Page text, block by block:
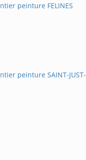
peinture FELINES
peinture SAINT-JUST-